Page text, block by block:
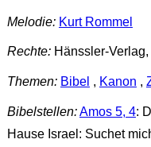
Melodie: Kurt Rommel
Rechte:Hänssler-Verlag,
Themen: Bibel , Kanon ,
Bibelstellen:Amos 5, 4:
Hause Israel: Suchet